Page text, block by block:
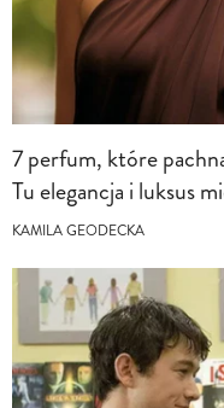
7 perfum, które
Tu elegancja i luksus
KAMILA GEODECKA